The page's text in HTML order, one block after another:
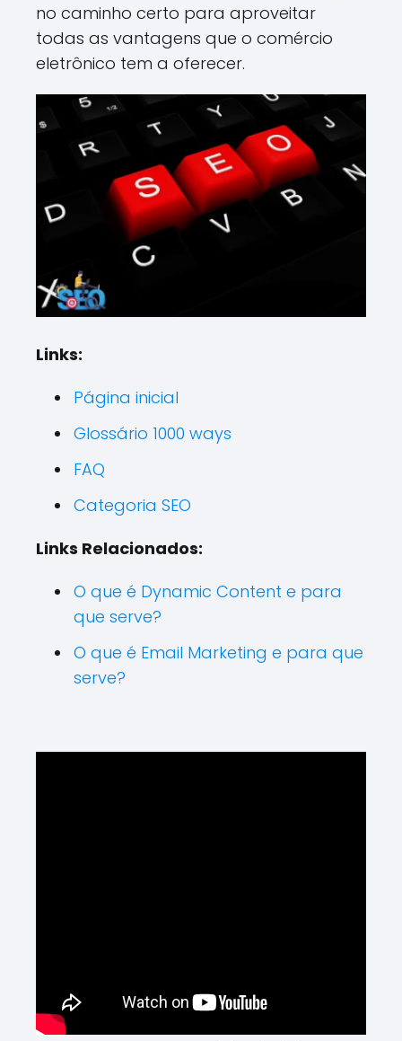
no caminho certo para aproveitar
todas as vantagens que o comércio
eletrônico tem a oferecer.
Links:
Página inicial
Glossário 1000 ways
FAQ
Categoria SEO
Links Relacionados:
O que é Dynamic Content e para
que serve?
O que é Email Marketing e para que
serve?